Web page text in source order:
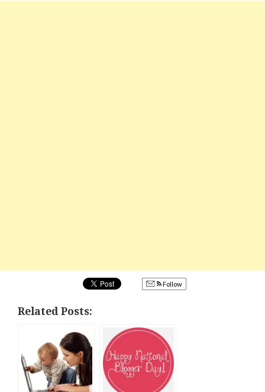
Follow
Related Posts: